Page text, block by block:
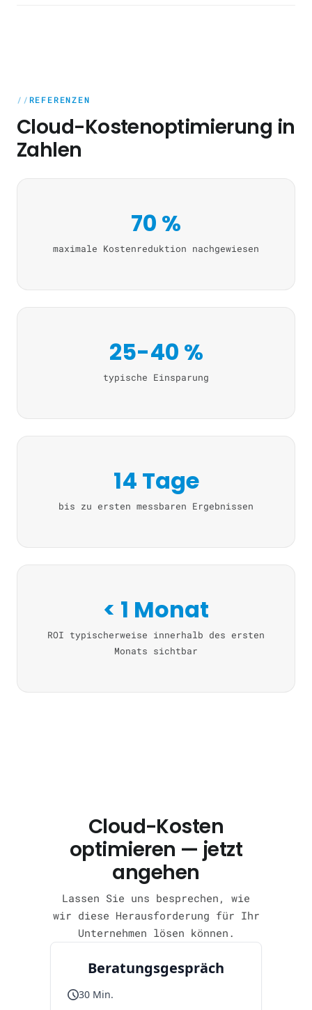
REFERENZEN
Cloud-Kostenoptimierung in
Zahlen
70 %
maximale Kostenreduktion nachgewiesen
25-40 %
typische Einsparung
14 Tage
bis zu ersten messbaren Ergebnissen
< 1 Monat
ROI typischerweise innerhalb des ersten
Monats sichtbar
Cloud-Kosten
optimieren — jetzt
angehen
Lassen Sie uns besprechen, wie
wir diese Herausforderung für Ihr
Unternehmen lösen können.